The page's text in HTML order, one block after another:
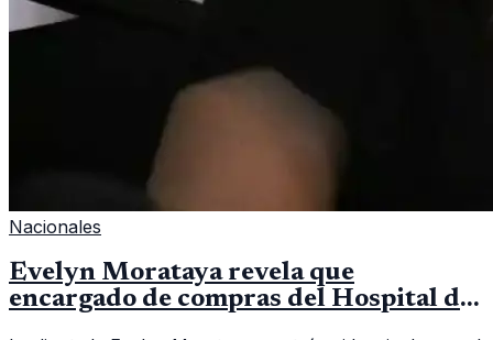
Nacionales
Evelyn Morataya revela que
encargado de compras del Hospital de